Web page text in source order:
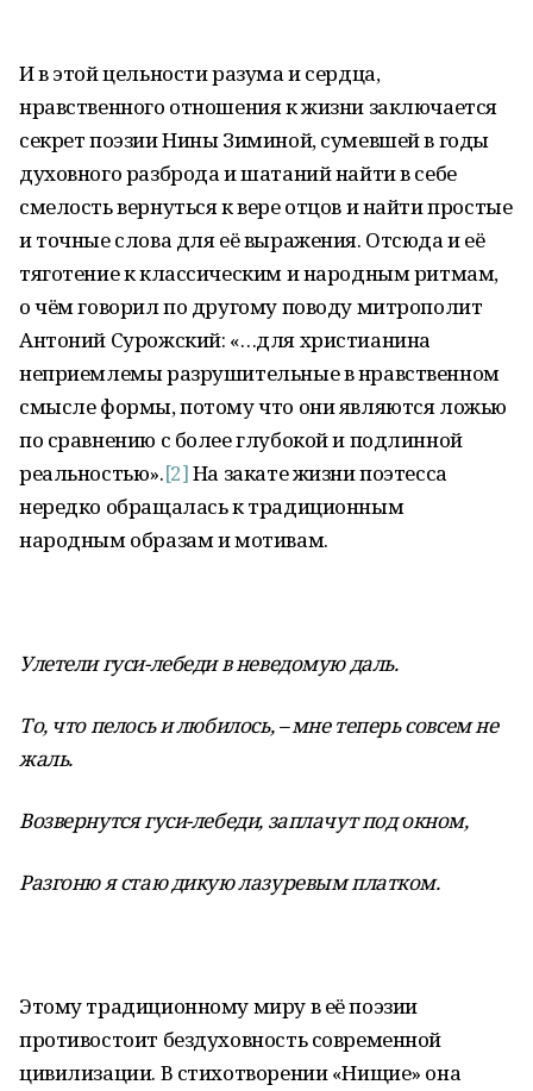
И в этой цельности разума и сердца,
нравственного отношения к жизни заключается
секрет поэзии Нины Зиминой, сумевшей в годы
духовного разброда и шатаний найти в себе
смелость вернуться к вере отцов и найти простые
и точные слова для её выражения. Отсюда и её
тяготение к классическим и народным ритмам,
о чём говорил по другому поводу митрополит
Антоний Сурожский: «…для христианина
неприемлемы разрушительные в нравственном
смысле формы, потому что они являются ложью
по сравнению с более глубокой и подлинной
реальностью».[2]На закате жизни поэтесса
нередко обращалась к традиционным
народным образам и мотивам.
Улетели гуси-лебеди в неведомую даль.
То, что пелось и любилось, – мне теперь совсем не
жаль.
Возвернутся гуси-лебеди, заплачут под окном,
Разгоню я стаю дикую лазуревым платком.
Этому традиционному миру в её поэзии
противостоит бездуховность современной
цивилизации. В стихотворении «Нищие» она